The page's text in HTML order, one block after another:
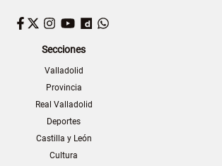
Facebook
TwitterInstagram
YouTubeDailymotion
Secciones
Valladolid
Provincia
Real Valladolid
Deportes
Castilla y León
Cultura